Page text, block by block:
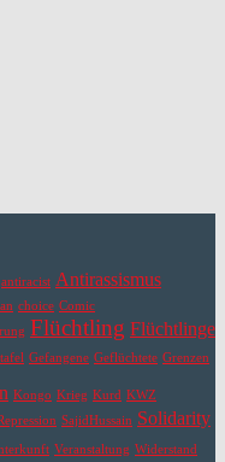
antiracist Antirassismus
choice Comic
Flüchtling Flüchtlinge
Gefangene Geflüchtete Grenzen
Kongo Krieg Kurd KWZ
SajidHussain Solidarity
Veranstaltung Widerstand